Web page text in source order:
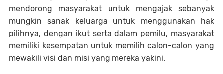
mendorong masyarakat untuk mengajak sebanyak
mungkin sanak keluarga untuk menggunakan hak
pilihnya, dengan ikut serta dalam pemilu, masyarakat
memiliki kesempatan untuk memilih calon-calon yang
mewakili visi dan misi yang mereka yakini.